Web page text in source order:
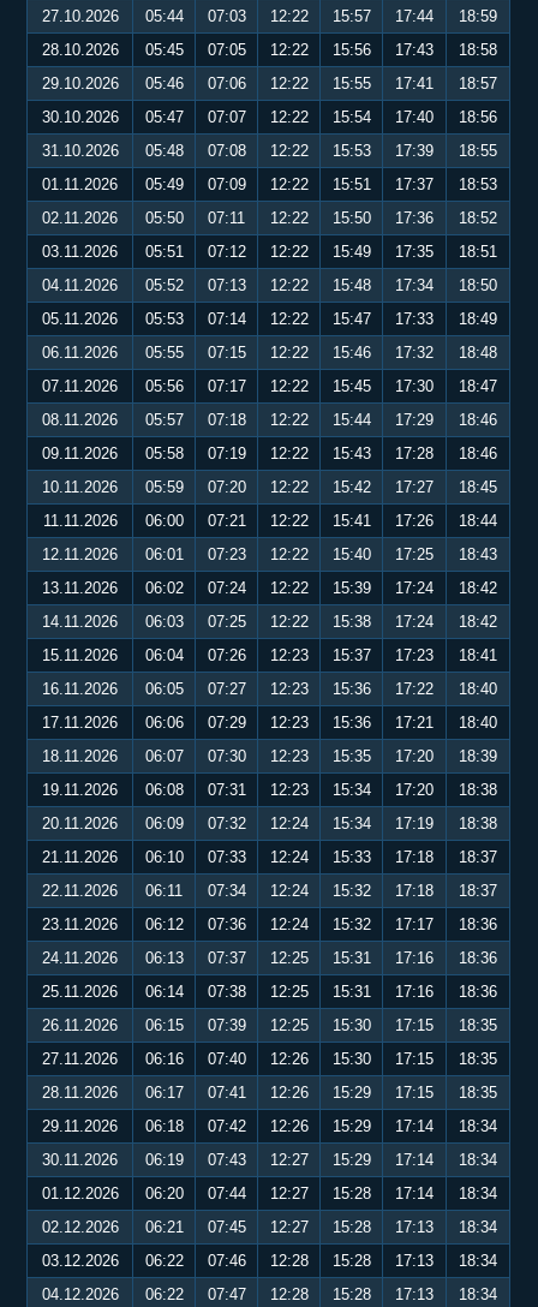
27.10.2026
05:44 07:03 12:22 15:57 17:44
18:59
28.10.2026
05:45 07:05 12:22 15:56 17:43
18:58
29.10.2026
05:46 07:06 12:22 15:55 17:41
18:57
30.10.2026
05:47 07:07 12:22 15:54 17:40
18:56
31.10.2026
05:48 07:08 12:22 15:53 17:39
18:55
01.11.2026
05:49 07:09 12:22 15:51 17:37
18:53
02.11.2026
05:50 07:11 12:22 15:50 17:36
18:52
03.11.2026
05:51 07:12 12:22 15:49 17:35
18:51
04.11.2026
05:52 07:13 12:22 15:48 17:34
18:50
05.11.2026
05:53 07:14 12:22 15:47 17:33
18:49
06.11.2026
05:55 07:15 12:22 15:46 17:32
18:48
07.11.2026
05:56 07:17 12:22 15:45 17:30
18:47
08.11.2026
05:57 07:18 12:22 15:44 17:29
18:46
09.11.2026
05:58 07:19 12:22 15:43 17:28
18:46
10.11.2026
05:59 07:20 12:22 15:42 17:27
18:45
11.11.2026
06:00 07:21 12:22 15:41 17:26
18:44
12.11.2026
06:01 07:23 12:22 15:40 17:25
18:43
13.11.2026
06:02 07:24 12:22 15:39 17:24
18:42
14.11.2026
06:03 07:25 12:22 15:38 17:24
18:42
15.11.2026
06:04 07:26 12:23 15:37 17:23
18:41
16.11.2026
06:05 07:27 12:23 15:36 17:22
18:40
17.11.2026
06:06 07:29 12:23 15:36 17:21
18:40
18.11.2026
06:07 07:30 12:23 15:35 17:20
18:39
19.11.2026
06:08 07:31 12:23 15:34 17:20
18:38
20.11.2026
06:09 07:32 12:24 15:34 17:19
18:38
21.11.2026
06:10 07:33 12:24 15:33 17:18
18:37
22.11.2026
06:11 07:34 12:24 15:32 17:18
18:37
23.11.2026
06:12 07:36 12:24 15:32 17:17
18:36
24.11.2026
06:13 07:37 12:25 15:31 17:16
18:36
25.11.2026
06:14 07:38 12:25 15:31 17:16
18:36
26.11.2026
06:15 07:39 12:25 15:30 17:15
18:35
27.11.2026
06:16 07:40 12:26 15:30 17:15
18:35
28.11.2026
06:17 07:41 12:26 15:29 17:15
18:35
29.11.2026
06:18 07:42 12:26 15:29 17:14
18:34
30.11.2026
06:19 07:43 12:27 15:29 17:14
18:34
01.12.2026
06:20 07:44 12:27 15:28 17:14
18:34
02.12.2026
06:21 07:45 12:27 15:28 17:13
18:34
03.12.2026
06:22 07:46 12:28 15:28 17:13
18:34
04.12.2026
06:22 07:47 12:28 15:28 17:13 18:34